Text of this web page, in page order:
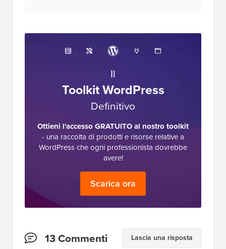
Il
Toolkit WordPress
Definitivo
Ottieni l'accesso GRATUITO al nostro toolkit
- una raccolta di prodotti e risorse relative a
WordPress che ogni professionista dovrebbe
avere!
Scarica ora
Interazioni
13 Commenti Lascia una risposta